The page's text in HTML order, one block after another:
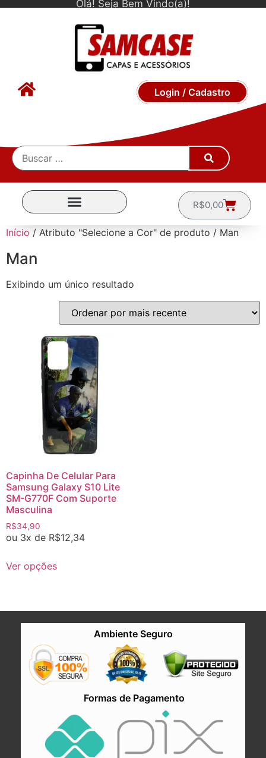
Olá! Seja Bem Vindo(a)!
Login / Cadastro
R$0,00
Início / Atributo "Selecione a Cor" de produto / Man
Man
Exibindo um único resultado
Capinha De Celular Para
Samsung Galaxy S10 Lite
SM-G770F Com Suporte
Masculina
R$34,90
ou 3x de R$12,34
Ver opções
Ambiente Seguro
Formas de Pagamento